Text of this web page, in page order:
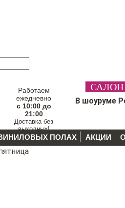
товара
Работаем
ежедневно
с 10:00 до
21:00
Доставка без
выходных!
В шоуруме
ПОЛАХ АКЦИИ